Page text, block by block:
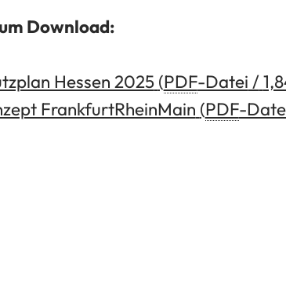
Download:
Hessen 2025 PDF-Datei
FrankfurtRheinMain PDF-